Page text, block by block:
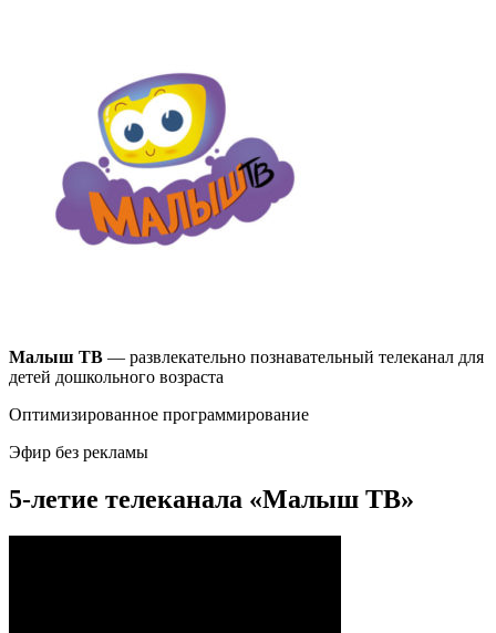
Малыш ТВ — развлекательно познавательный телеканал для
детей дошкольного возраста
Оптимизированное программирование
Эфир без рекламы
5-летие телеканала «Малыш ТВ»